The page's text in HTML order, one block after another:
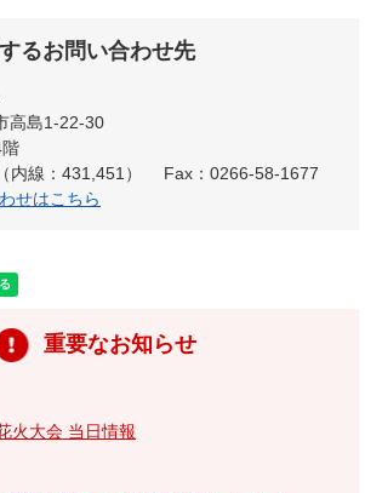
るお問い合わせ先
高島1-22-30
線：431,451）
Fax：0266-58-1677
せはこちら
重要なお知らせ
火大会 当日情報